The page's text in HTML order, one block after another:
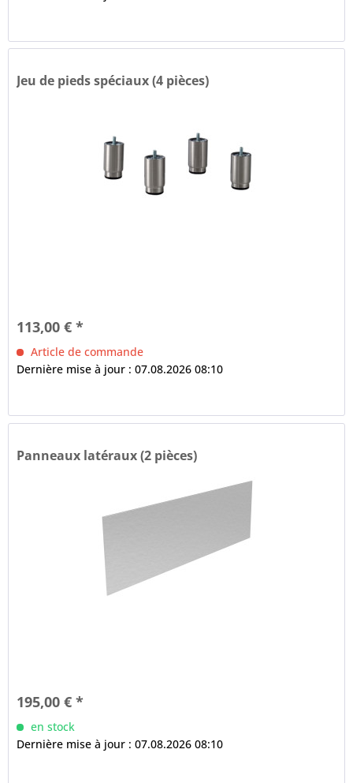
Jeu de pieds spéciaux (4 pièces)
113,00 € *
Article de commande
Dernière mise à jour : 07.08.2026 08:10
Panneaux latéraux (2 pièces)
195,00 € *
en stock
Dernière mise à jour : 07.08.2026 08:10